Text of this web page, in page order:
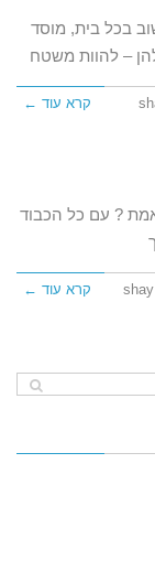
בכל בית, מוסד
– להוות משטח
קרא עוד ←
? עם כל הכבוד
shay קרא עוד ←